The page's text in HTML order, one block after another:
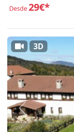
Desde29€*
Anterior
3D